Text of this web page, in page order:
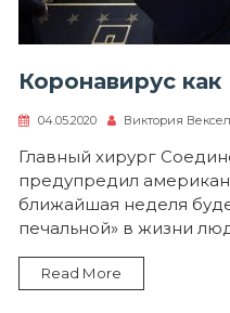
Коронавирус
04.05.2020 Виктория
Главный хирург
предупредил
ближайшая неделя
печальной» в жизни
Read More